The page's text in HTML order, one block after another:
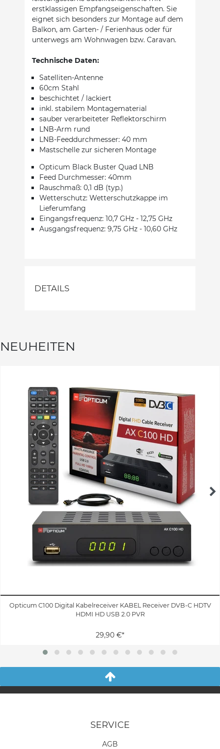
erstklassigen Empfangseigenschaften. Sie
eignet sich besonders zur Montage auf dem
Balkon, am Garten- / Ferienhaus oder für
unterwegs am Wohnwagen bzw. Caravan.
Technische Daten:
Satelliten-Antenne
60cm Stahl
beschichtet / lackiert
inkl. stabilem Montagematerial
sauber verarbeiteter Reflektorschirm
LNB-Arm rund
LNB-Feeddurchmesser: 40 mm
Mastschelle zur sicheren Montage
Opticum Black Buster Quad LNB
Feed Durchmesser: 40mm
Rauschmaß: 0,1 dB (typ.)
Wetterschutz: Wetterschutzkappe im
Lieferumfang
Eingangsfrequenz: 10,7 GHz - 12,75 GHz
Ausgangsfrequenz: 9,75 GHz - 10,60 GHz
DETAILS
NEUHEITEN
Opticum C100 Digital Kabelreceiver KABEL Receiver DVB-C HDTV
HDMI HD USB 2.0 PVR
29,90 €*
SERVICE
AGB